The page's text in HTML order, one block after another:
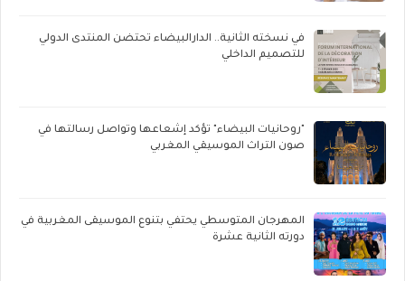
في نسخته الثانية.. الدارالبيضاء تحتضن المنتدى الدولي
للتصميم الداخلي
"روحانيات البيضاء" تؤكد إشعاعها وتواصل رسالتها في
صون التراث الموسيقي المغربي
المهرجان المتوسطي يحتفي بتنوع الموسيقى المغربية في
دورته الثانية عشرة